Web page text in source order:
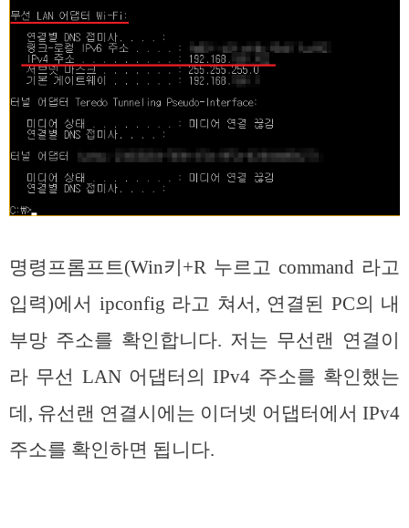
명령프롬프트(Win키+R 누르고 command 라고
입력)에서 ipconfig 라고 쳐서, 연결된 PC의 내
부망 주소를 확인합니다. 저는 무선랜 연결이
라 무선 LAN 어댑터의 IPv4 주소를 확인했는
데, 유선랜 연결시에는 이더넷 어댑터에서 IPv4
주소를 확인하면 됩니다.